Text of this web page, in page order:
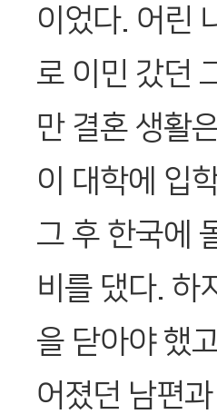
이었다. 어린
로 이민 갔던
만 결혼 생활
이 대학에 입
그 후 한국에
비를 댔다. 하
을 닫아야 했
어졌던 남편